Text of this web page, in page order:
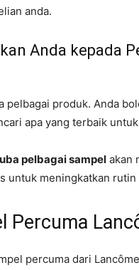
anda.
Anda kepada
pelbagai produk. Anda
apa yang terbaik
pelbagai sampel akan
untuk meningkatkan rutin
Percuma
percuma dari